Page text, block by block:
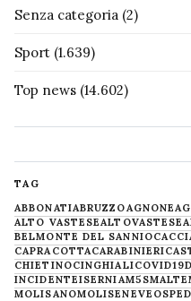
Senza categoria (2)
Sport (1.639)
Top news (14.602)
TAG
ABBONATIABRUZZOAGNONE
ALTO VASTESEALTOVASTESE
BELMONTE DEL SANNIO
CAPRACOTTACARABINIERI
CHIETINOCINGHIALICOVID19
INCIDENTEISERNIAM5S
MOLISANOMOLISENEVE